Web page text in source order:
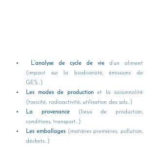
L’analyse de cycle de vie d’un aliment
(impact sur la biodiversité, émissions de
GES...)
Les modes de production et la saisonnalité
(toxicité, radioactivité, utilisation des sols...)
La provenance (lieux de production,
conditions, transport...)
Les emballages (matières premières, pollution,
déchets...)